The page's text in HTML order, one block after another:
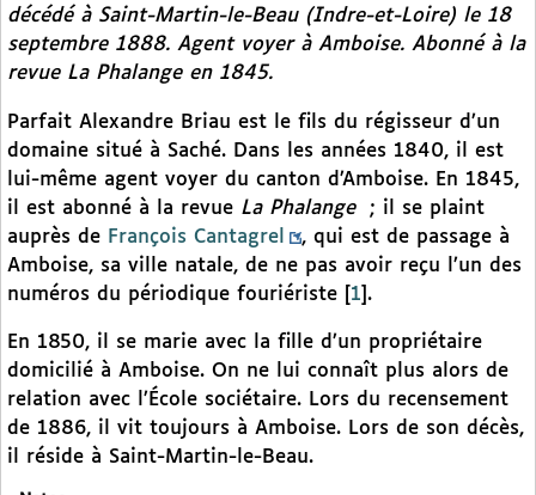
décédé à Saint-Martin-le-Beau (Indre-et-Loire) le 18
septembre 1888. Agent voyer à Amboise. Abonné à la
revue La Phalange en 1845.
Parfait Alexandre Briau est le fils du régisseur d’un
domaine situé à Saché. Dans les années 1840, il est
lui-même agent voyer du canton d’Amboise. En 1845,
il est abonné à la revue La Phalange
; il se plaint
auprès de François Cantagrel
, qui est de passage à
Amboise, sa ville natale, de ne pas avoir reçu l’un des
numéros du périodique fouriériste
1 .
En 1850, il se marie avec la fille d’un propriétaire
domicilié à Amboise. On ne lui connaît plus alors de
relation avec l’École sociétaire. Lors du recensement
de 1886, il vit toujours à Amboise. Lors de son décès,
il réside à Saint-Martin-le-Beau.